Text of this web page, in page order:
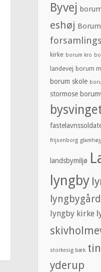
Byvej
eshøj
kirke borum kro
landevej borum
borum skole
stormose
frijsenborg
landsbymiljø
lyngby
lyngby kirke
storkesig bæk
yderup